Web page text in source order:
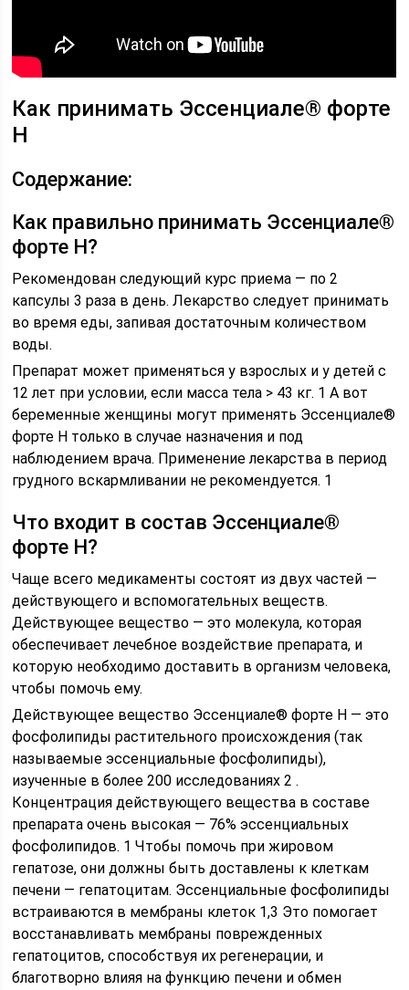
Как принимать Эссенциале® форте
Н
Содержание:
Как правильно принимать Эссенциале®
форте Н?
Рекомендован следующий курс приема — по 2
капсулы 3 раза в день. Лекарство следует принимать
во время еды, запивая достаточным количеством
воды.
Препарат может применяться у взрослых и у детей с
12 лет при условии, если масса тела > 43 кг. 1 А вот
беременные женщины могут применять Эссенциале®
форте Н только в случае назначения и под
наблюдением врача. Применение лекарства в период
грудного вскармливании не рекомендуется. 1
Что входит в состав Эссенциале®
форте Н?
Чаще всего медикаменты состоят из двух частей —
действующего и вспомогательных веществ.
Действующее вещество — это молекула, которая
обеспечивает лечебное воздействие препарата, и
которую необходимо доставить в организм человека,
чтобы помочь ему.
Действующее вещество Эссенциале® форте Н — это
фосфолипиды растительного происхождения (так
называемые эссенциальные фосфолипиды),
изученные в более 200 исследованиях 2 .
Концентрация действующего вещества в составе
препарата очень высокая — 76% эссенциальных
фосфолипидов. 1 Чтобы помочь при жировом
гепатозе, они должны быть доставлены к клеткам
печени — гепатоцитам. Эссенциальные фосфолипиды
встраиваются в мембраны клеток 1,3 Это помогает
восстанавливать мембраны поврежденных
гепатоцитов, способствуя их регенерации, и
благотворно влияя на функцию печени и обмен